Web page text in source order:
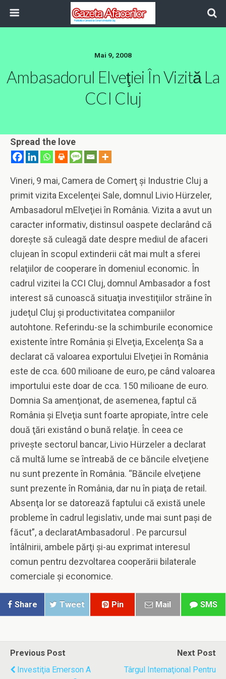
Mai 9, 2008
Ambasadorul Elveţiei În Vizită La
CCI Cluj
Spread the love
Vineri, 9 mai, Camera de Comerţ şi Industrie Cluj a
primit vizita Excelenţei Sale, domnul Livio Hürzeler,
Ambasadorul mElveţiei în România. Vizita a avut un
caracter informativ, distinsul oaspete declarând că
doreşte să culeagă date despre mediul de afaceri
clujean în scopul extinderii cât mai mult a sferei
relaţiilor de cooperare în domeniul economic. În
cadrul vizitei la CCI Cluj, domnul Ambasador a fost
interest să cunoască situaţia investiţiilor străine în
judeţul Cluj şi productivitatea companiilor
autohtone. Referindu-se la schimburile economice
existente între România şi Elveţia, Excelenţa Sa a
declarat că valoarea exportului Elveţiei în România
este de cca. 600 milioane de euro, pe când valoarea
importului este doar de cca. 150 milioane de euro.
Domnia Sa amenţionat, de asemenea, faptul că
România şi Elveţia sunt foarte apropiate, între cele
două ţări existând o bună relaţie. În ceea ce
priveşte sectorul bancar, Livio Hürzeler a declarat
că multă lume se întreabă de ce băncile elveţiene
nu sunt prezente în România. “Băncile elveţiene
sunt prezente în România, dar nu în piaţa de retail.
Absenţa lor se datorează faptului că există unele
probleme în cadrul legislativ, unde mai sunt paşi de
făcut”, a declaratAmbasadorul . Pe parcursul
întâlnirii, ambele părţi şi-au exprimat interesul
comun pentru dezvoltarea cooperării bilaterale
comerciale şi economice.
Share Tweet Pin Mail SMS
Previous Post
Investiţia Emerson A
Next Post
Târgul Internaţional Pentru